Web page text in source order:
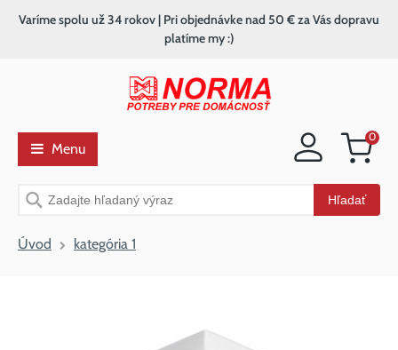
Nákupný
0
Vyhľadávanie Hľadať
Varíme spolu už 34 rokov | Pri objednávke nad 50 € za Vás dopravu
platíme my :)
Menu
Úvod kategória 1